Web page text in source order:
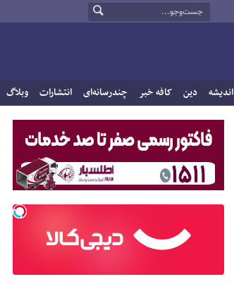
اندیشه دین کافه خبر چندرسانه‌ای انتشارات وبلاگ